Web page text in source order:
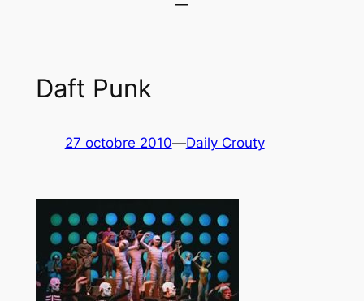
Daft Punk
27 octobre 2010—Daily Crouty